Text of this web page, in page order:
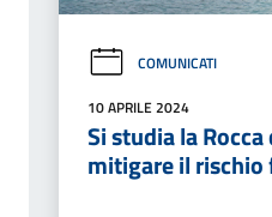
COMUNICATI
10 APRILE 2024
Si studia la
mitigare il rischio